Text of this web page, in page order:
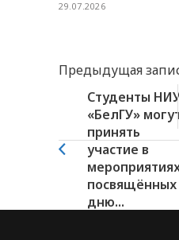
29.07.2026
Предыдущая
Студенты
«БелГУ»
принять
участие в
посвящённых
дню...